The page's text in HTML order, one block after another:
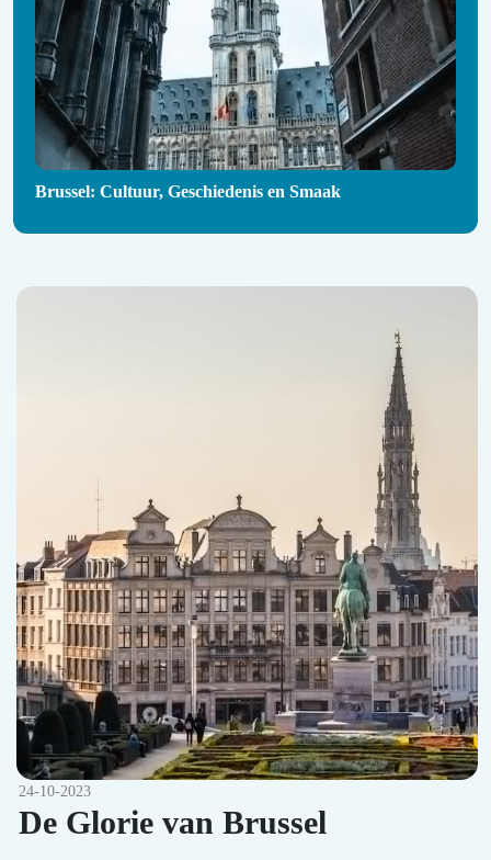
Brussel: Cultuur, Geschiedenis en Smaak
24-10-2023
De Glorie van Brussel